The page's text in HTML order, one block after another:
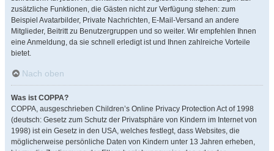
zusätzliche Funktionen, die Gästen nicht zur Verfügung stehen: zum
Beispiel Avatarbilder, Private Nachrichten, E-Mail-Versand an andere
Mitglieder, Beitritt zu Benutzergruppen und so weiter. Wir empfehlen Ihnen
eine Anmeldung, da sie schnell erledigt ist und Ihnen zahlreiche Vorteile
bietet.
Nach oben
Was ist COPPA?
COPPA, ausgeschrieben Children’s Online Privacy Protection Act of 1998
(deutsch: Gesetz zum Schutz der Privatsphäre von Kindern im Internet von
1998) ist ein Gesetz in den USA, welches festlegt, dass Websites, die
möglicherweise persönliche Daten von Kindern unter 13 Jahren erheben,